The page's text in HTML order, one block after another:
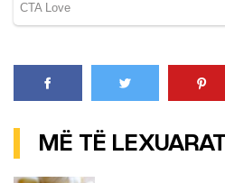
MË TË LEXUARAT